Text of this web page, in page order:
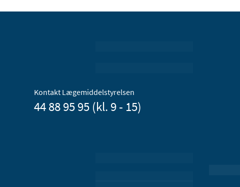
Kontakt Lægemiddelstyrelsen
44 88 95 95 (kl. 9 - 15)